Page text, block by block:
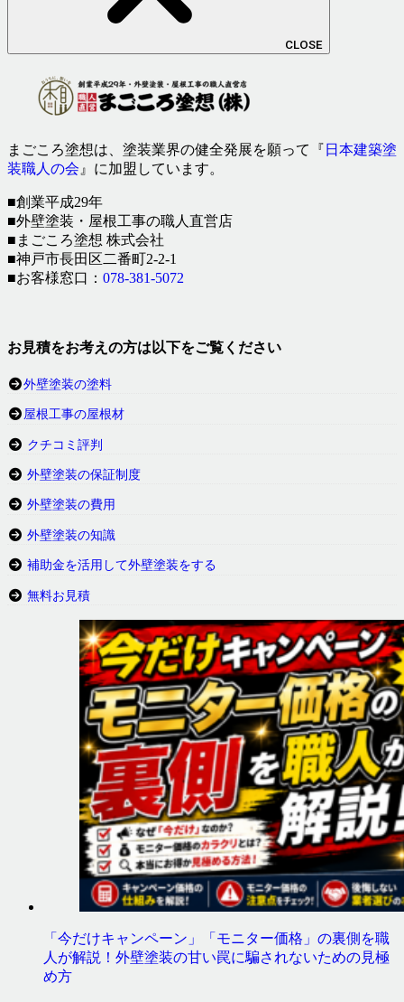
CLOSE
まごころ塗想は、塗装業界の健全発展を願って『 日本建築塗
装職人の会 』に加盟しています。
■創業平成29年
■外壁塗装・屋根工事の職人直営店
■まごころ塗想 株式会社
■神戸市長田区二番町2-2-1
■お客様窓口： 078-381-5072
お見積をお考えの方は以下をご覧ください
外壁塗装の塗料
屋根工事の屋根材
クチコミ評判
外壁塗装の保証制度
外壁塗装の費用
外壁塗装の知識
補助金を活用して外壁塗装をする
無料お見積
「今だけキャンペーン」「モニター価格」の裏側を職
人が解説！外壁塗装の甘い罠に騙されないための見極
め方